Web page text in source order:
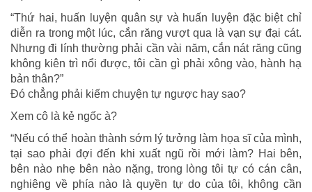
“Thứ hai, huấn luyện quân sự và huấn luyện đặc biệt chỉ
diễn ra trong một lúc, cắn răng vượt qua là vạn sự đại cát.
Nhưng đi lính thường phải cần vài năm, cắn nát răng cũng
không kiên trì nổi được, tôi cần gì phải xông vào, hành hạ
bản thân?”
Đó chẳng phải kiếm chuyện tự ngược hay sao?
Xem cô là kẻ ngốc à?
“Nếu có thể hoàn thành sớm lý tưởng làm họa sĩ của mình,
tại sao phải đợi đến khi xuất ngũ rồi mới làm? Hai bên,
bên nào nhẹ bên nào nặng, trong lòng tôi tự có cán cân,
nghiêng về phía nào là quyền tự do của tôi, không cần